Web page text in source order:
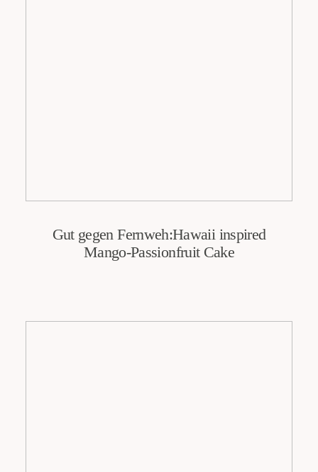
Gut gegen Fernweh:Hawaii inspired
Mango-Passionfruit Cake